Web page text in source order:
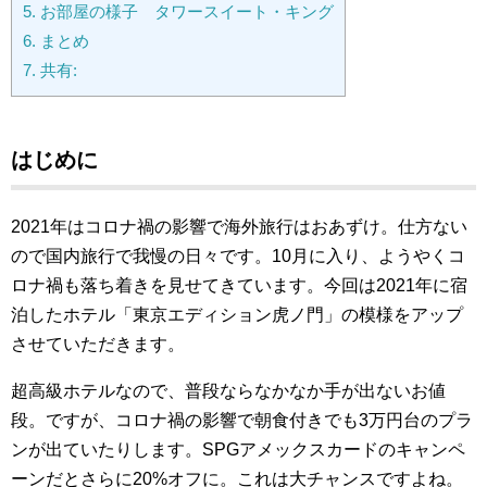
5. お部屋の様子 タワースイート・キング
6. まとめ
7. 共有:
はじめに
2021年はコロナ禍の影響で海外旅行はおあずけ。仕方ない
ので国内旅行で我慢の日々です。10月に入り、ようやくコ
ロナ禍も落ち着きを見せてきています。今回は2021年に宿
泊したホテル「東京エディション虎ノ門」の模様をアップ
させていただきます。
超高級ホテルなので、普段ならなかなか手が出ないお値
段。ですが、コロナ禍の影響で朝食付きでも3万円台のプラ
ンが出ていたりします。SPGアメックスカードのキャンペ
ーンだとさらに20%オフに。これは大チャンスですよね。